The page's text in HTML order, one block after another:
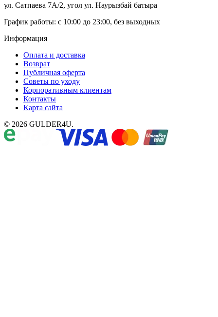
ул. Сатпаева 7А/2, угол ул. Наурызбай батыра
График работы: с 10:00 до 23:00, без выходных
Информация
Оплата и доставка
Возврат
Публичная оферта
Советы по уходу
Корпоративным клиентам
Контакты
Карта сайта
© 2026 GULDER4U.